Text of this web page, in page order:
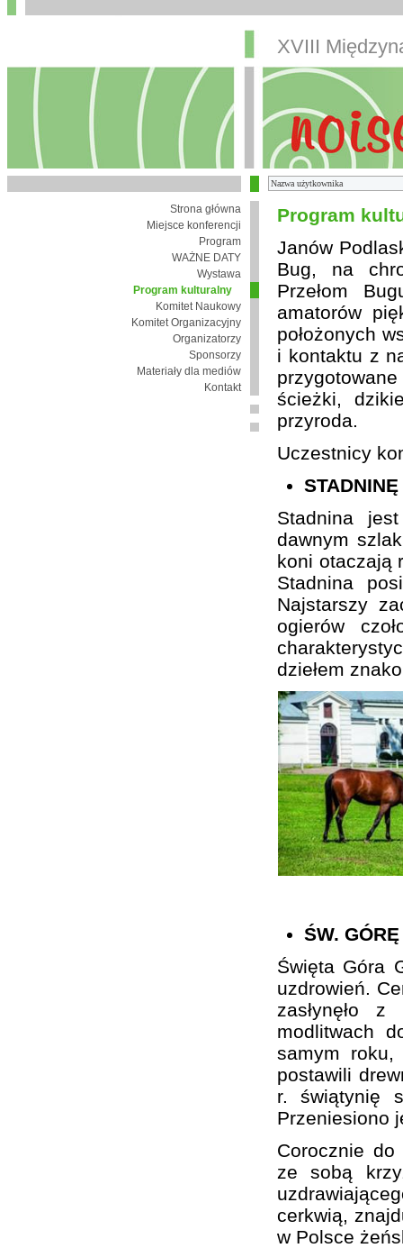
XVIII
Strona główna
Miejsce konferencji
Program
WAŻNE DATY
Wystawa
Program kulturalny
Komitet Naukowy
Komitet Organizacyjny
Organizatorzy
Sponsorzy
Materiały dla mediów
Kontakt
Program
Janów
Bug, na
Przełom
amatorów
położonych
i kontaktu z
ścieżki,
przyroda.
Uczestnicy
Stadnina
dawnym
koni otaczają
Stadnina
Najstarszy
ogierów
dziełem
ŚW.
Święta Góra
uzdrowień.
zasłynęło
modlitwach
samym roku,
postawili
r. świątynię
Przeniesiono
Corocznie
ze sobą
cerkwią,
w Polsce